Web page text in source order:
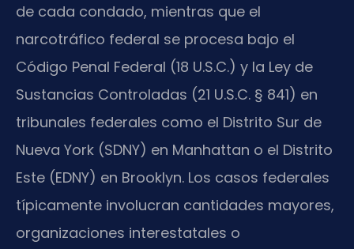
de cada condado, mientras que el
narcotráfico federal se procesa bajo el
Código Penal Federal (18 U.S.C.) y la Ley de
Sustancias Controladas (21 U.S.C. § 841) en
tribunales federales como el Distrito Sur de
Nueva York (SDNY) en Manhattan o el Distrito
Este (EDNY) en Brooklyn. Los casos federales
típicamente involucran cantidades mayores,
organizaciones interestatales o